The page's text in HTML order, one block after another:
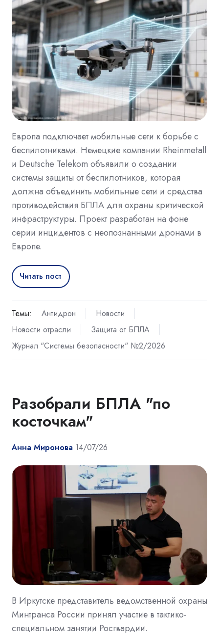
Европа подключает мобильные сети к борьбе с
беспилотниками. Немецкие компании Rheinmetall
и Deutsche Telekom объявили о создании
системы защиты от беспилотников, которая
должна объединить мобильные сети и средства
противодействия БПЛА для охраны критической
инфраструктуры. Проект разработан на фоне
серии инцидентов с неопознанными дронами в
Европе.
Читать пост
Темы: Антидрон
Новости
Новости отрасли
Защита от БПЛА
Журнал "Системы безопасности" №2/2026
Разобрали БПЛА "по
косточкам"
Анна Миронова 14/07/26
В Иркутске представитель ведомственной охраны
Минтранса России принял участие в тактико-
специальном занятии Росгвардии.